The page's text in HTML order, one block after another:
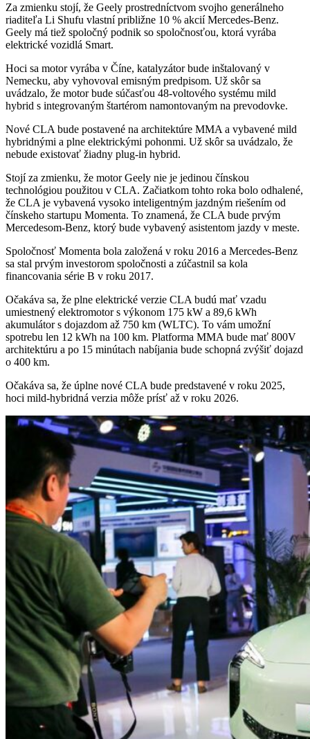
Za zmienku stojí, že Geely prostredníctvom svojho generálneho
riaditeľa Li Shufu vlastní približne 10 % akcií Mercedes-Benz.
Geely má tiež spoločný podnik so spoločnosťou, ktorá vyrába
elektrické vozidlá Smart.
Hoci sa motor vyrába v Číne, katalyzátor bude inštalovaný v
Nemecku, aby vyhovoval emisným predpisom. Už skôr sa
uvádzalo, že motor bude súčasťou 48-voltového systému mild
hybrid s integrovaným štartérom namontovaným na prevodovke.
Nové CLA bude postavené na architektúre MMA a vybavené mild
hybridnými a plne elektrickými pohonmi. Už skôr sa uvádzalo, že
nebude existovať žiadny plug-in hybrid.
Stojí za zmienku, že motor Geely nie je jedinou čínskou
technológiou použitou v CLA. Začiatkom tohto roka bolo odhalené,
že CLA je vybavená vysoko inteligentným jazdným riešením od
čínskeho startupu Momenta. To znamená, že CLA bude prvým
Mercedesom-Benz, ktorý bude vybavený asistentom jazdy v meste.
Spoločnosť Momenta bola založená v roku 2016 a Mercedes-Benz
sa stal prvým investorom spoločnosti a zúčastnil sa kola
financovania série B v roku 2017.
Očakáva sa, že plne elektrické verzie CLA budú mať vzadu
umiestnený elektromotor s výkonom 175 kW a 89,6 kWh
akumulátor s dojazdom až 750 km (WLTC). To vám umožní
spotrebu len 12 kWh na 100 km. Platforma MMA bude mať 800V
architektúru a po 15 minútach nabíjania bude schopná zvýšiť dojazd
o 400 km.
Očakáva sa, že úplne nové CLA bude predstavené v roku 2025,
hoci mild-hybridná verzia môže prísť až v roku 2026.